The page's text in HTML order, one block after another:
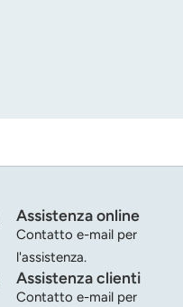
Assistenza online
Contatto e-mail per
l'assistenza.
Assistenza clienti
Contatto e-mail per